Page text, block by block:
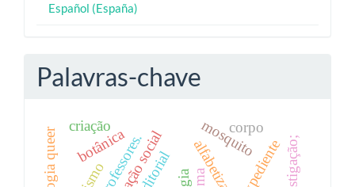
Español (España)
Palavras-chave
expediente
mosquito
botânica corpo
criação